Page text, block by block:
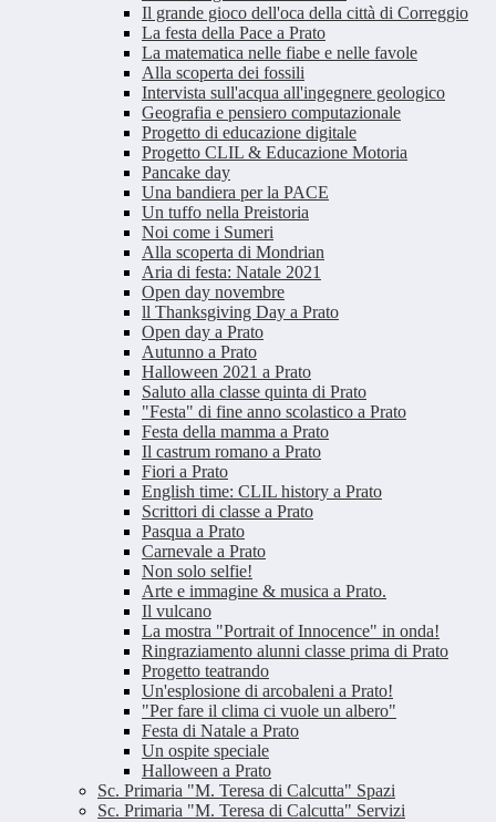
Il grande gioco dell'oca della città di Correggio
La festa della Pace a Prato
La matematica nelle fiabe e nelle favole
Alla scoperta dei fossili
Intervista sull'acqua all'ingegnere geologico
Geografia e pensiero computazionale
Progetto di educazione digitale
Progetto CLIL & Educazione Motoria
Pancake day
Una bandiera per la PACE
Un tuffo nella Preistoria
Noi come i Sumeri
Alla scoperta di Mondrian
Aria di festa: Natale 2021
Open day novembre
ll Thanksgiving Day a Prato
Open day a Prato
Autunno a Prato
Halloween 2021 a Prato
Saluto alla classe quinta di Prato
"Festa" di fine anno scolastico a Prato
Festa della mamma a Prato
Il castrum romano a Prato
Fiori a Prato
English time: CLIL history a Prato
Scrittori di classe a Prato
Pasqua a Prato
Carnevale a Prato
Non solo selfie!
Arte e immagine & musica a Prato.
Il vulcano
La mostra "Portrait of Innocence" in onda!
Ringraziamento alunni classe prima di Prato
Progetto teatrando
Un'esplosione di arcobaleni a Prato!
"Per fare il clima ci vuole un albero"
Festa di Natale a Prato
Un ospite speciale
Halloween a Prato
Sc. Primaria "M. Teresa di Calcutta" Spazi
Sc. Primaria "M. Teresa di Calcutta" Servizi